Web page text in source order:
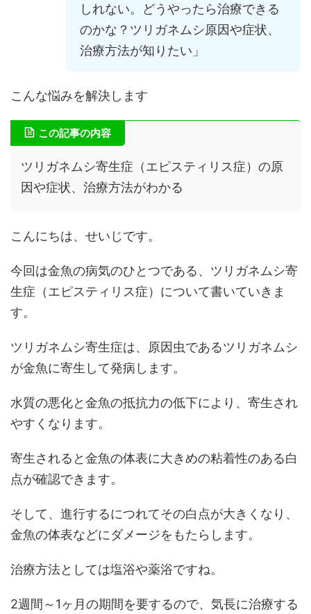
しれない。どうやったら治療できる
のかな？ツリガネムシ原因や症状、
治療方法が知りたい」
こんな悩みを解決します
この記事の内容
ツリガネムシ寄生症（エピスティリス症）の原
因や症状、治療方法がわかる
こんにちは、せいじです。
今回は金魚の病気のひとつである、ツリガネムシ寄
生症（エピスティリス症）について書いていきま
す。
ツリガネムシ寄生症は、原因虫であるツリガネムシ
が金魚に寄生して発病します。
水質の悪化と金魚の抵抗力の低下により、寄生され
やすくなります。
寄生されると金魚の体表に大きめの粘着性のある白
点が確認できます。
そして、進行するにつれてその白点が大きくなり、
金魚の体表などにダメージをもたらします。
治療方法としては塩浴や薬浴ですね。
2週間～1ヶ月の期間を要するので、気長に治療する